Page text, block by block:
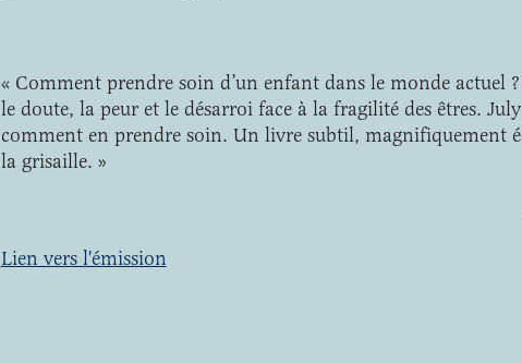
« Comment prendre soin d’un enfant dans le monde actuel
le doute, la peur et le désarroi face à la fragilité des êtres.
comment en prendre soin. Un livre subtil, magnifiquement
la grisaille. »
Lien vers l'émission